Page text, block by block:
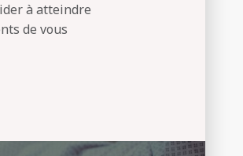
à atteindre
de vous